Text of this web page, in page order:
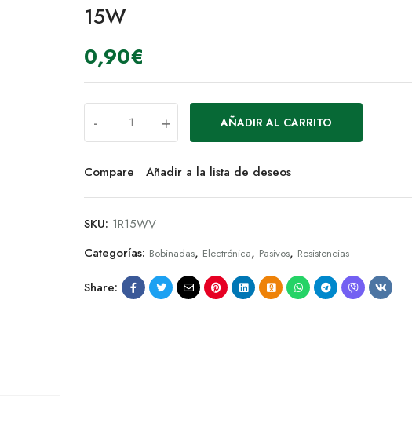
15W
0,90€
- + AÑADIR AL CARRITO
Compare Añadir a la lista de deseos
SKU: 1R15WV
Categorías: Bobinadas, Electrónica, Pasivos, Resistencias
Share: